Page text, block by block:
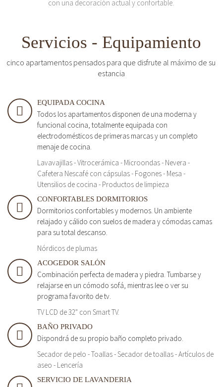
con una decoración actual y confortable.
Servicios - Equipamiento
cinco apartamentos pensados para que disfrute al máximo de su
estancia
EQUIPADA COCINA
Todos los apartamentos disponen de una moderna y
funcional cocina, totalmente equipada con
electrodomésticos de primeras marcas y un completo
menaje de cocina.
Lavavajillas - Vitrocerámica - Microondas - Nevera -
Cafetera Nescafé con cápsulas - Fogones - Mesa -
Utensilios de cocina - Productos de limpieza
CONFORTABLES DORMITORIOS
Dormitorios confortables y modernos. Un ambiente
relajado y cálido con suelos de madera y cómodas camas
para su total descanso.
Nórdicos de plumas
ACOGEDOR SALÓN
Combinación perfecta de madera y piedra. Tumbarse y
relajarse en un cómodo sofá, mientras lee o ver su
programa favorito de tv.
TV LCD de 32" con Smart TV.
BAÑO PRIVADO
Dispondrá de su propio baño completo privado.
Secador de pelo - Toallas - Secador de toallas - Artículos de
aseo - Lencería
SERVICIO DE LAVANDERIA